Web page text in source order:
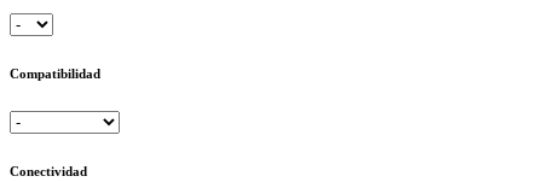
Compatibilidad
Conectividad